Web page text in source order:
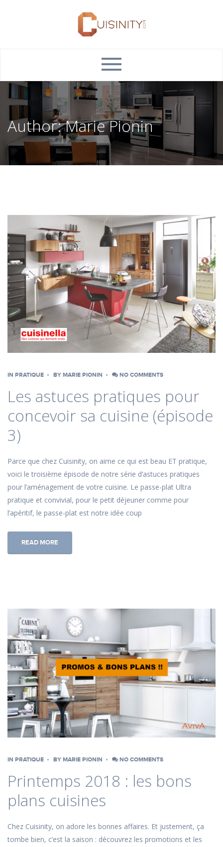
Author:Marie Pionin
IN PRATIQUE BY MARIE PIONIN NO COMMENTS
Les astuces pratiques pour
concevoir sa cuisine (épisode
3)
Parce que chez Cuisinity, on aime ce qui est beau ET pratique,
voici le troisième épisode de notre série d’astuces pratiques
pour l’aménagement de votre cuisine. Le passe-plat Ultra
pratique et convivial, pour le petit déjeuner comme pour
l’apéritif, le passe-plat est notre idée coup
READ MORE
IN PRATIQUE BY MARIE PIONIN NO COMMENTS
Printemps 2018 : les bons
plans cuisines
Chez Cuisinity, on adore les bonnes affaires. Et justement, ça
tombe bien, c’est la saison : découvrez les promotions et les